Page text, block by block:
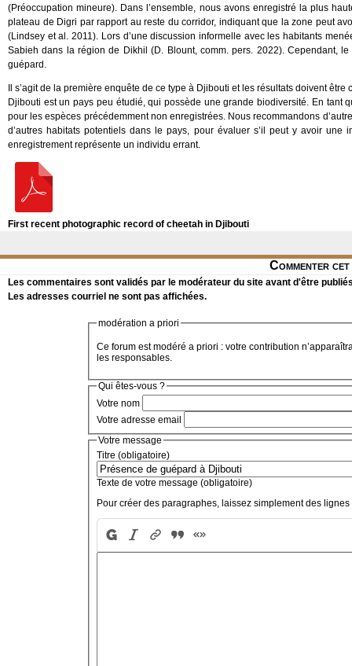
(Préoccupation mineure). Dans l’ensemble, nous avons enregistré la plus
plateau de Digri par rapport au reste du corridor, indiquant que la zone peut
(Lindsey et al. 2011). Lors d’une discussion informelle avec les habitants
Sabieh dans la région de Dikhil (D. Blount, comm. pers. 2022). Cependant,
guépard.
Il s’agit de la première enquête de ce type à Djibouti et les résultats doivent
Djibouti est un pays peu étudié, qui possède une grande biodiversité. En tant
pour les espèces précédemment non enregistrées. Nous recommandons
d’autres habitats potentiels dans le pays, pour évaluer s’il peut y avoir
enregistrement représente un individu errant.
First recent photographic record of cheetah in Djibouti
Commenter
Les commentaires sont validés par le modérateur du site avant d'être
Les adresses courriel ne sont pas affichées.
modération a priori
Ce forum est modéré a priori : votre contribution
les responsables.
Qui êtes-vous ?
Votre nom
Votre adresse email
Votre message
Titre (obligatoire)
Texte de votre message (obligatoire)
Pour créer des paragraphes, laissez simplement des lignes